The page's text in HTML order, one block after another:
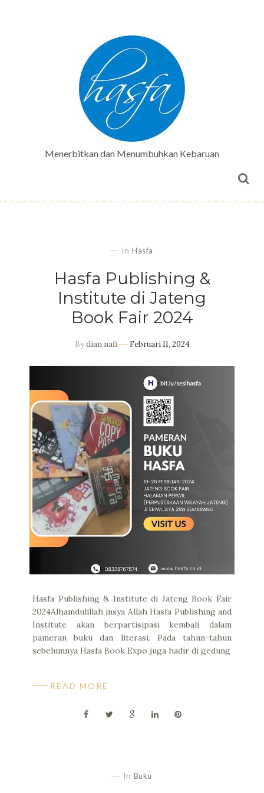
Menerbitkan dan Menumbuhkan Kebaruan
In Hasfa
Hasfa Publishing &
Institute di Jateng
Book Fair 2024
Bydian nafi Februari 11, 2024
Hasfa Publishing & Institute di Jateng Book Fair
2024Alhamdulillah insya Allah Hasfa Publishing and
Institute akan berpartisipasi kembali dalam
pameran buku dan literasi. Pada tahun-tahun
sebelumnya Hasfa Book Expo juga hadir di gedung
READ MORE
In Buku